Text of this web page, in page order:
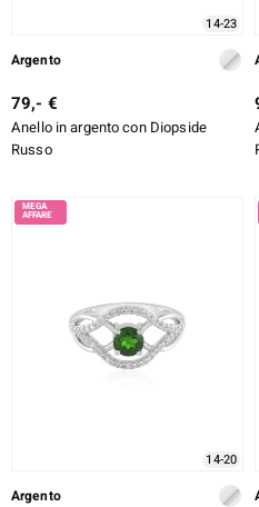
14-23
Argento
79,- €
Anello in argento con Diopside
Russo
14-20
Argento